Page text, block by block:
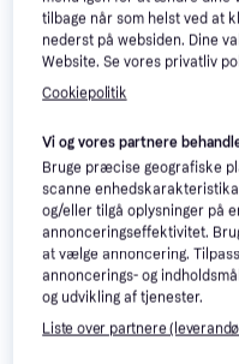
tilbage når som helst ved at
nederst på websiden. Dine
Website. Se vores privatliv
Cookiepolitik
Vi og vores partnere
Bruge præcise geografiske
scanne
og/eller tilgå oplysninger på
annonceringseffektivitet.
at vælge annoncering.
annoncerings- og
og udvikling af tjenester.
Liste over partnere